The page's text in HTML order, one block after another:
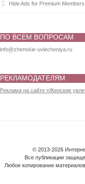
Hide Ads for Premium Members
ПО ВСЕМ ВОПРОСАМ
info@zhenskie-uvlecheniya.ru
РЕКЛАМОДАТЕЛЯМ
Реклама на сайте «Женские
© 2013-2026
Все публикации
Любое копирование